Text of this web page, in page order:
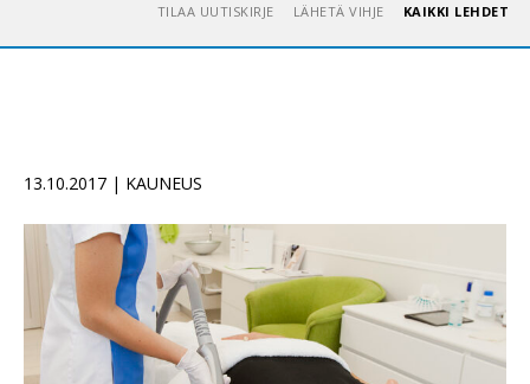
TILAA UUTISKIRJE LÄHETÄ VIHJE KAIKKI LEHDET
13.10.2017 | KAUNEUS